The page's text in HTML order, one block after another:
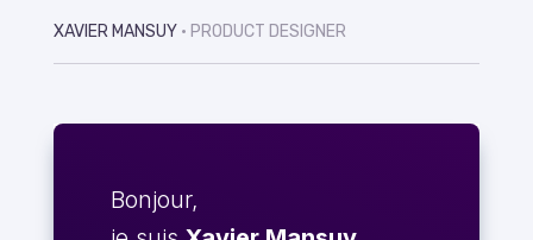
XAVIER MANSUY • PRODUCT DESIGNER
Bonjour,